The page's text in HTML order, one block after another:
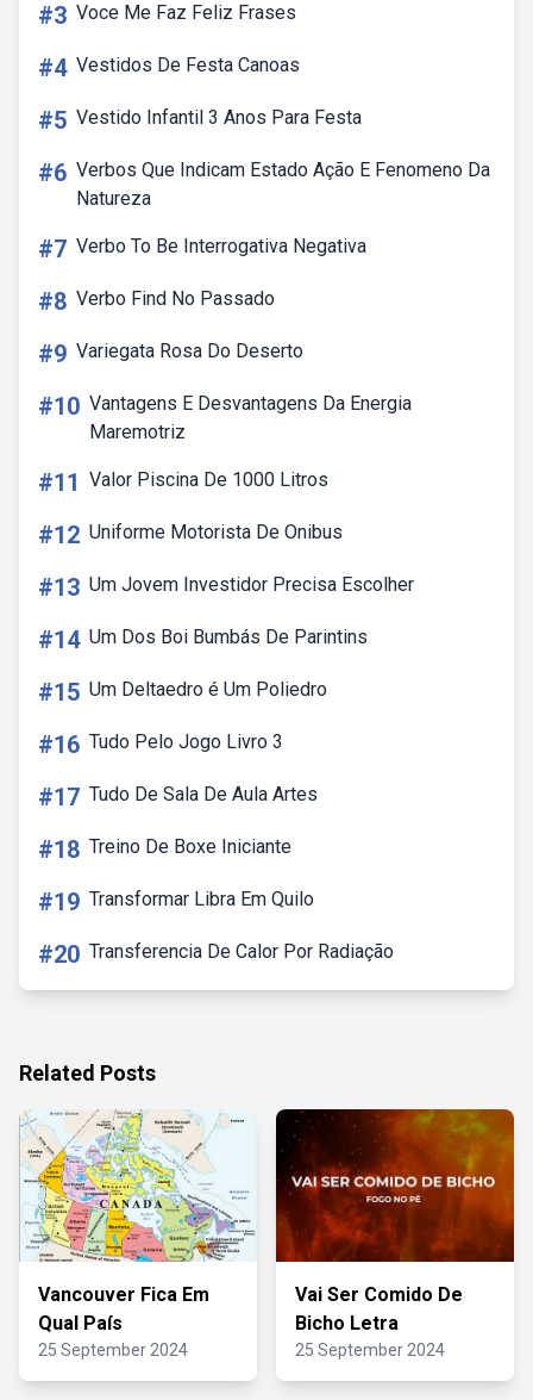
#3 Voce Me Faz Feliz Frases
#4 Vestidos De Festa Canoas
#5 Vestido Infantil 3 Anos Para Festa
#6 Verbos Que Indicam Estado Ação E Fenomeno Da
Natureza
#7 Verbo To Be Interrogativa Negativa
#8 Verbo Find No Passado
#9 Variegata Rosa Do Deserto
#10 Vantagens E Desvantagens Da Energia
Maremotriz
#11 Valor Piscina De 1000 Litros
#12 Uniforme Motorista De Onibus
#13 Um Jovem Investidor Precisa Escolher
#14 Um Dos Boi Bumbás De Parintins
#15 Um Deltaedro é Um Poliedro
#16 Tudo Pelo Jogo Livro 3
#17 Tudo De Sala De Aula Artes
#18 Treino De Boxe Iniciante
#19 Transformar Libra Em Quilo
#20 Transferencia De Calor Por Radiação
Related Posts
Vancouver Fica Em
Qual País
25 September 2024
Vai Ser Comido De
Bicho Letra
25 September 2024